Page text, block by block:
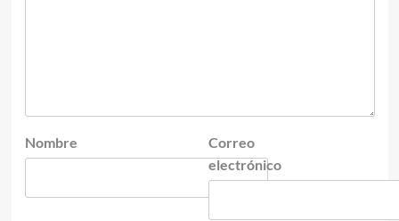
Nombre
Correo
electrónico